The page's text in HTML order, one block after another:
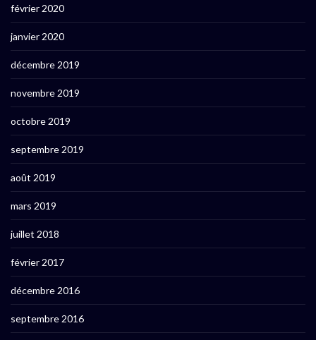
février 2020
janvier 2020
décembre 2019
novembre 2019
octobre 2019
septembre 2019
août 2019
mars 2019
juillet 2018
février 2017
décembre 2016
septembre 2016